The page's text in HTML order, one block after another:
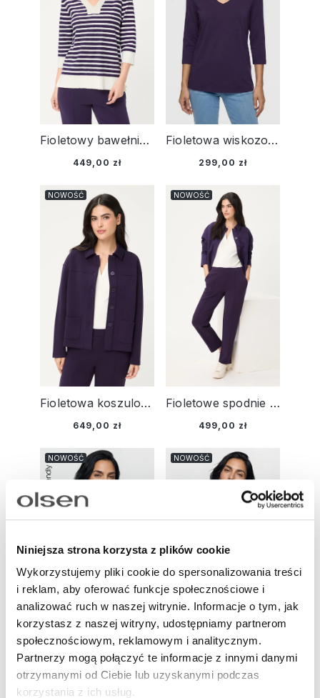
Niniejsza strona korzysta z plików cookie
Wykorzystujemy pliki cookie do spersonalizowania treści
i reklam, aby oferować funkcje społecznościowe i
analizować ruch w naszej witrynie. Informacje o tym, jak
korzystasz z naszej witryny, udostępniamy partnerom
społecznościowym, reklamowym i analitycznym.
Partnerzy mogą połączyć te informacje z innymi danymi
otrzymanymi od Ciebie lub uzyskanymi podczas
korzystania z ich usług.
Fioletowy bawełniany sweter damski Henny w paski – Smart Casual
449,00 zł
Fioletowa wiskozowa bluzka damska Edda z dekoltem V - Smart Casual
299,00 zł
Fioletowa koszulowa bluza damska - Smart Casual
649,00 zł
NOWOŚĆ
Fioletowe spodnie damskie Lisa Straight - Smart Casual
499,00 zł
NOWOŚĆ
TENCEL™ Modal Beżowa bluzka damska Cosima w granatowe kropki - Smart Casual
299,00 zł
NOWOŚĆ
Beżowa bluzka damska Edda w granatowe kropki - Smart Casual
NOWOŚĆ